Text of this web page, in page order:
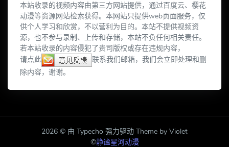
本站收录的视频内容由第三方网站提供，通过百度云、樱花
动漫等资源网站检索获得。本网站只提供web页面服务，仅
供个人学习和欣赏，不以营利为目的。本站不提供视频资
源，也不参与录制、上传和存储，本站不负任何相关责任。
若本站收录的内容侵犯了贵司版权或存在违规内容，
请点此
联系我们邮箱，我们会立即处理和删
除内容，谢谢。
2026 © 由 Typecho 强力驱动 Theme by Violet
©静谧星河动漫